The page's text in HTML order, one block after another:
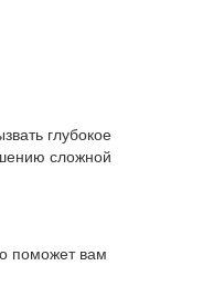
глубокое
сложной
поможет вам